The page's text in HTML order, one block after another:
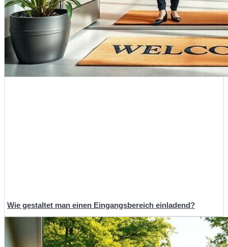
Wie gestaltet man einen Eingangsbereich einladend?